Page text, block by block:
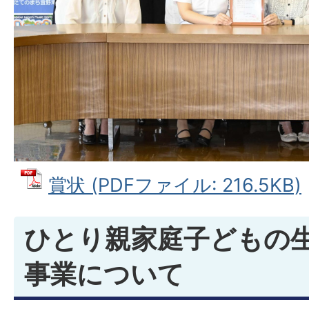
賞状 (PDFファイル: 216.5KB)
ひとり親家庭子どもの
事業について